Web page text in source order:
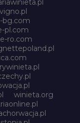
pl.com
ro.com
winieta.org